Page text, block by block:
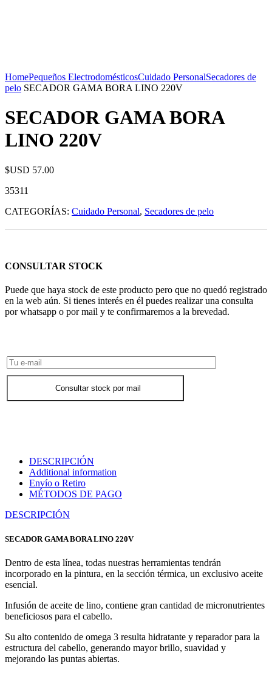
HomePequeños ElectrodomésticosCuidado PersonalSecadores de
pelo SECADOR GAMA BORA LINO 220V
SECADOR GAMA BORA
LINO 220V
$USD 57.00
35311
CATEGORÍAS: Cuidado Personal, Secadores de pelo
CONSULTAR STOCK
Puede que haya stock de este producto pero que no quedó registrado
en la web aún. Si tienes interés en él puedes realizar una consulta
por whatsapp o por mail y te confirmaremos a la brevedad.
Consultar stock por mail
DESCRIPCIÓN
Additional information
Envío o Retiro
MÉTODOS DE PAGO
DESCRIPCIÓN
SECADOR GAMA BORA LINO 220V
Dentro de esta línea, todas nuestras herramientas tendrán
incorporado en la pintura, en la sección térmica, un exclusivo aceite
esencial.
Infusión de aceite de lino, contiene gran cantidad de micronutrientes
beneficiosos para el cabello.
Su alto contenido de omega 3 resulta hidratante y reparador para la
estructura del cabello, generando mayor brillo, suavidad y
mejorando las puntas abiertas.